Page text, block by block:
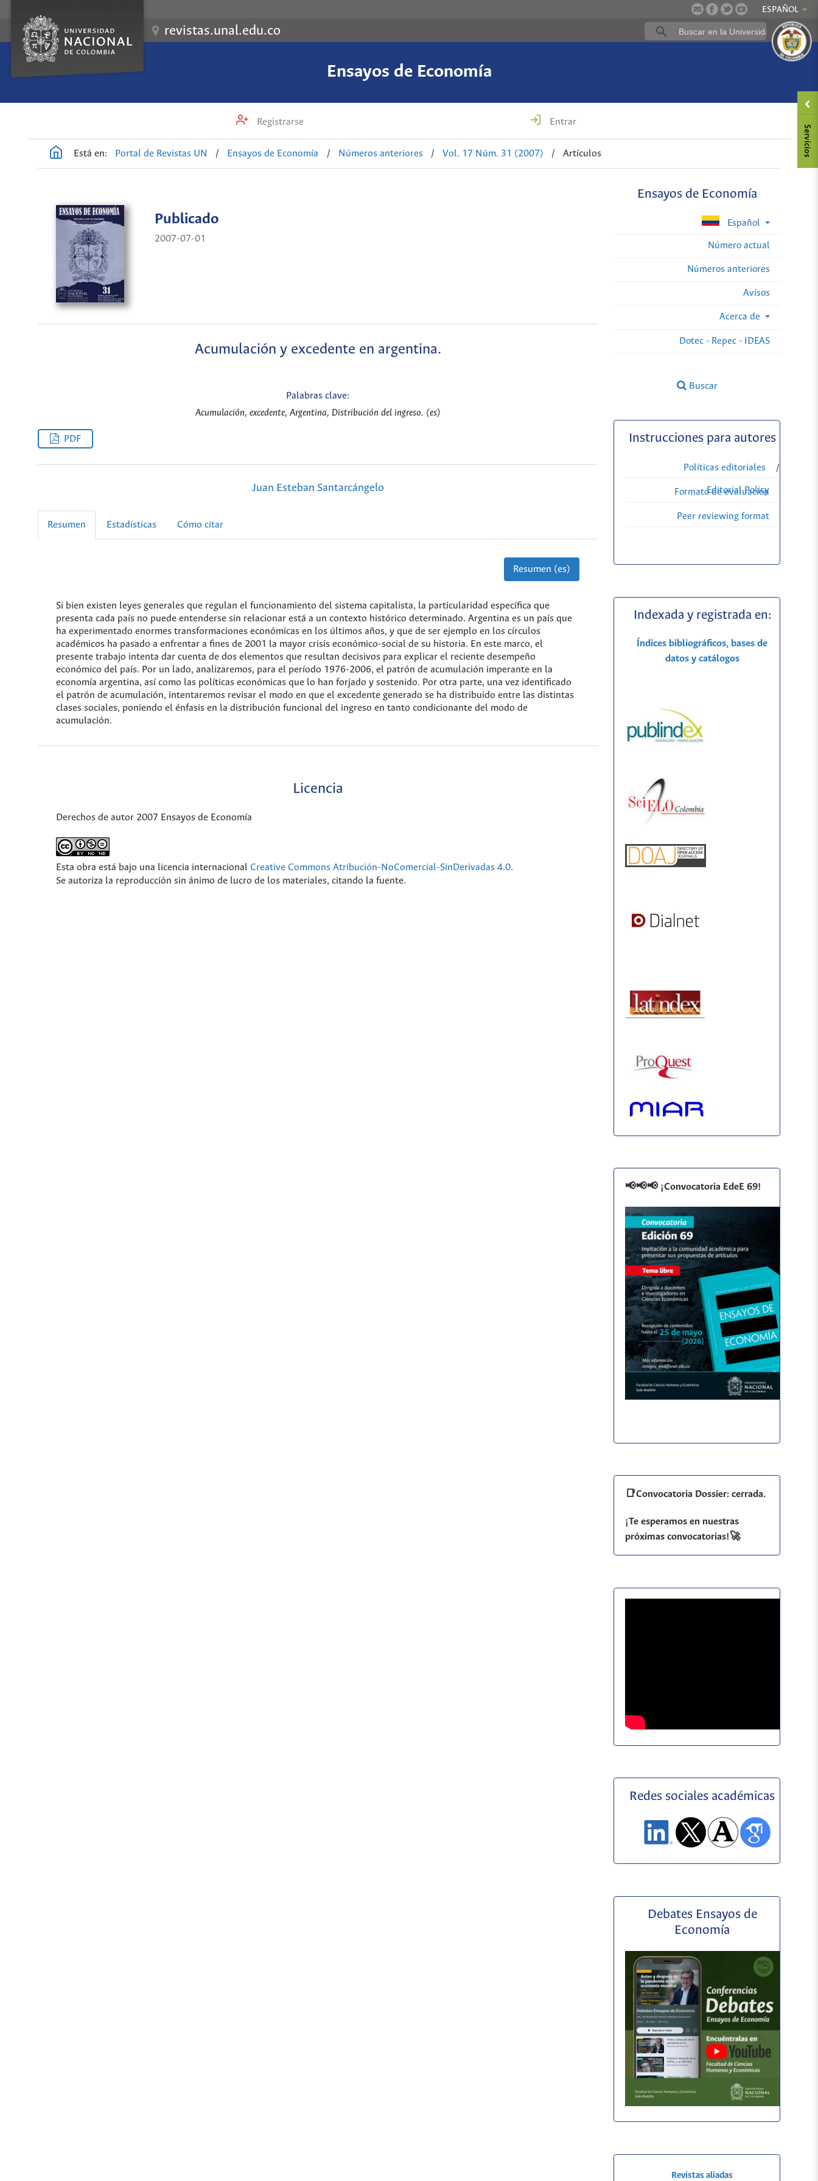
ESPAÑOL
revistas.unal.edu.co
Ensayos de Economía
Registrarse Entrar
Está en: Portal de Revistas UN / Ensayos de Economía / Números anteriores / Vol. 17 Núm. 31 (2007) / Artículos
Ensayos de Economía
Español
Número actual
Números anteriores
Avisos
Acerca de
Dotec - Repec - IDEAS
Buscar
Publicado
2007-07-01
Acumulación y excedente en argentina.
Palabras clave:
Acumulación, excedente, Argentina, Distribución del ingreso. (es)
PDF
Juan Esteban Santarcángelo
Resumen Estadísticas Cómo citar
Resumen (es)
Si bien existen leyes generales que regulan el funcionamiento del sistema capitalista, la particularidad específica que
presenta cada país no puede entenderse sin relacionar está a un contexto histórico determinado. Argentina es un país que
ha experimentado enormes transformaciones económicas en los últimos años, y que de ser ejemplo en los círculos
académicos ha pasado a enfrentar a fines de 2001 la mayor crisis económico-social de su historia. En este marco, el
presente trabajo intenta dar cuenta de dos elementos que resultan decisivos para explicar el reciente desempeño
económico del país. Por un lado, analizaremos, para el período 1976-2006, el patrón de acumulación imperante en la
economía argentina, así como las políticas económicas que lo han forjado y sostenido. Por otra parte, una vez identificado
el patrón de acumulación, intentaremos revisar el modo en que el excedente generado se ha distribuido entre las distintas
clases sociales, poniendo el énfasis en la distribución funcional del ingreso en tanto condicionante del modo de
acumulación.
Licencia
Derechos de autor 2007 Ensayos de Economía
Esta obra está bajo una licencia internacional Creative Commons Atribución-NoComercial-SinDerivadas 4.0.
Se autoriza la reproducción sin ánimo de lucro de los materiales, citando la fuente.
Instrucciones para autores
Políticas editoriales /
Editorial Policy
Formato de evaluación
Peer reviewing format
Indexada y registrada en:
Índices bibliográficos, bases de
datos y catálogos
📢📢📢 ¡Convocatoria EdeE 69!
📑Convocatoria Dossier: cerrada.
¡Te esperamos en nuestras
próximas convocatorias!🚀
Redes sociales académicas
Debates Ensayos de
Economía
Revistas aliadas